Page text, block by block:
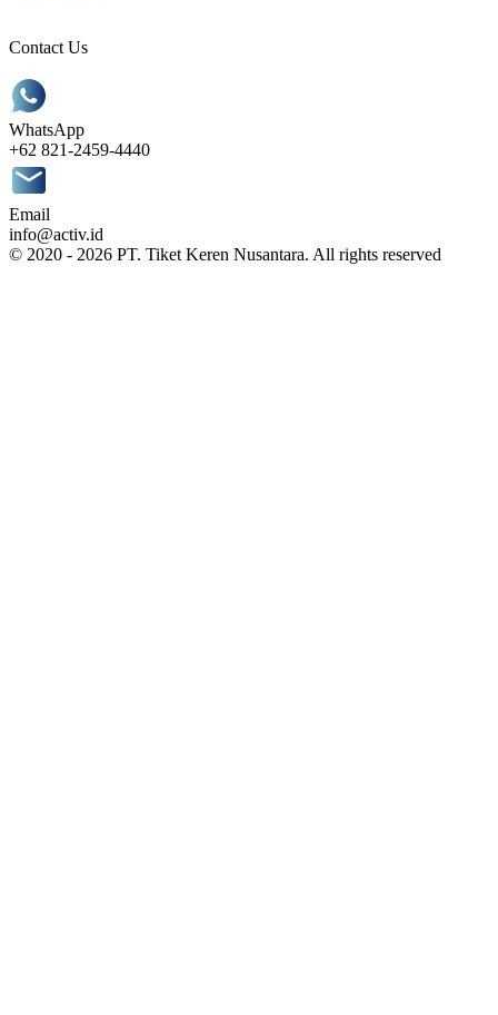
Contact Us
WhatsApp
+62 821-2459-4440
Email
info@activ.id
© 2020 - 2026 PT. Tiket Keren Nusantara. All rights reserved